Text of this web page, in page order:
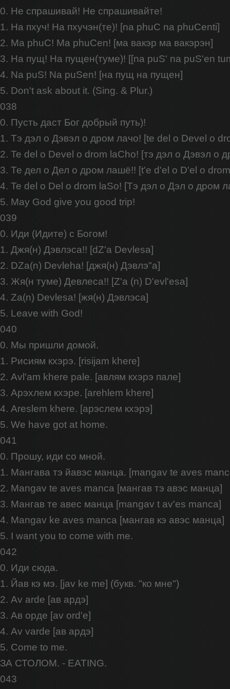
0. Не спрашивай! Не спрашивайте!
1. На пхуч! На пхучэн(те)! [na phuC na phuCenti]
2. Ma phuC! Ma phuCen! [ма вакэр ма вакэрэн]
3. На пущ! На пущен(туме)! [[na puS' na puS'en
4. Na puS! Na puSen! [на пущ на пущен]
5. Don't ask about it. (Sing. & Plur.)
038
0. Пусть даст Бог добрый путь)!
1. Тэ дэл о Дэвэл о дром лачо! [te del o Devel o
2. Te del o Devel o drom laChо! [тэ дэл о Дэвэл о
3. Те дел о Дел о дром лашё!! [t'e d'el o D'el o
4. Te del o Del o drom laSо! [Тэ дэл о Дэл о дром
5. May God give you good trip!
039
0. Иди (Идите) с Богом!
1. Джя(н) Дэвлэса!! [dZ'a Devlesa]
2. DZa(n) Devleha! [джя(н) Дэвлэ"а]
3. Жя(н туме) Девлеса!! [Z'a (n) D'evl'esa]
4. Za(n) Devlesa! [жя(н) Дэвлэса]
5. Leave with God!
040
0. Мы пришли домой.
1. Рисиям кхэрэ. [risijam khere]
2. Avl'am khere pale. [авлям кхэрэ пале]
3. Арэхлем кхэре. [arehlem khere]
4. Areslem khere. [aрэслем кхэрэ]
5. We have got at home.
041
0. Прошу, иди со мной.
1. Мангава тэ йавэс манца. [mangav te aves
2. Mangav te aves manca [мангав тэ авэс манца]
3. Мангав те авес манца [mangav t av'es manca]
4. Mangav ke aves manca [мангав кэ авэс манца]
5. I want you to come with me.
042
0. Иди сюда.
1. Йав кэ мэ. [jav ke me] (букв. "ко мне")
2. Av arde [ав ардэ]
3. Ав орде [av ord'e]
4. Av varde [ав ардэ]
5. Come to me.
ЗА СТОЛОМ. - EATING.
043